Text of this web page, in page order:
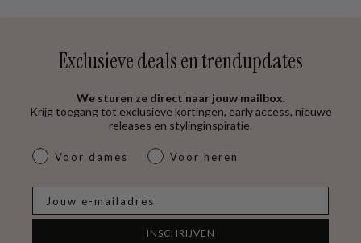
Exclusieve deals en trendupdates
We sturen ze direct naar jouw mailbox.
Krijg toegang tot exclusieve kortingen, early access, nieuwe
releases en stylinginspiratie.
dames & heren
Voor dames Voor heren
INSCHRIJVEN